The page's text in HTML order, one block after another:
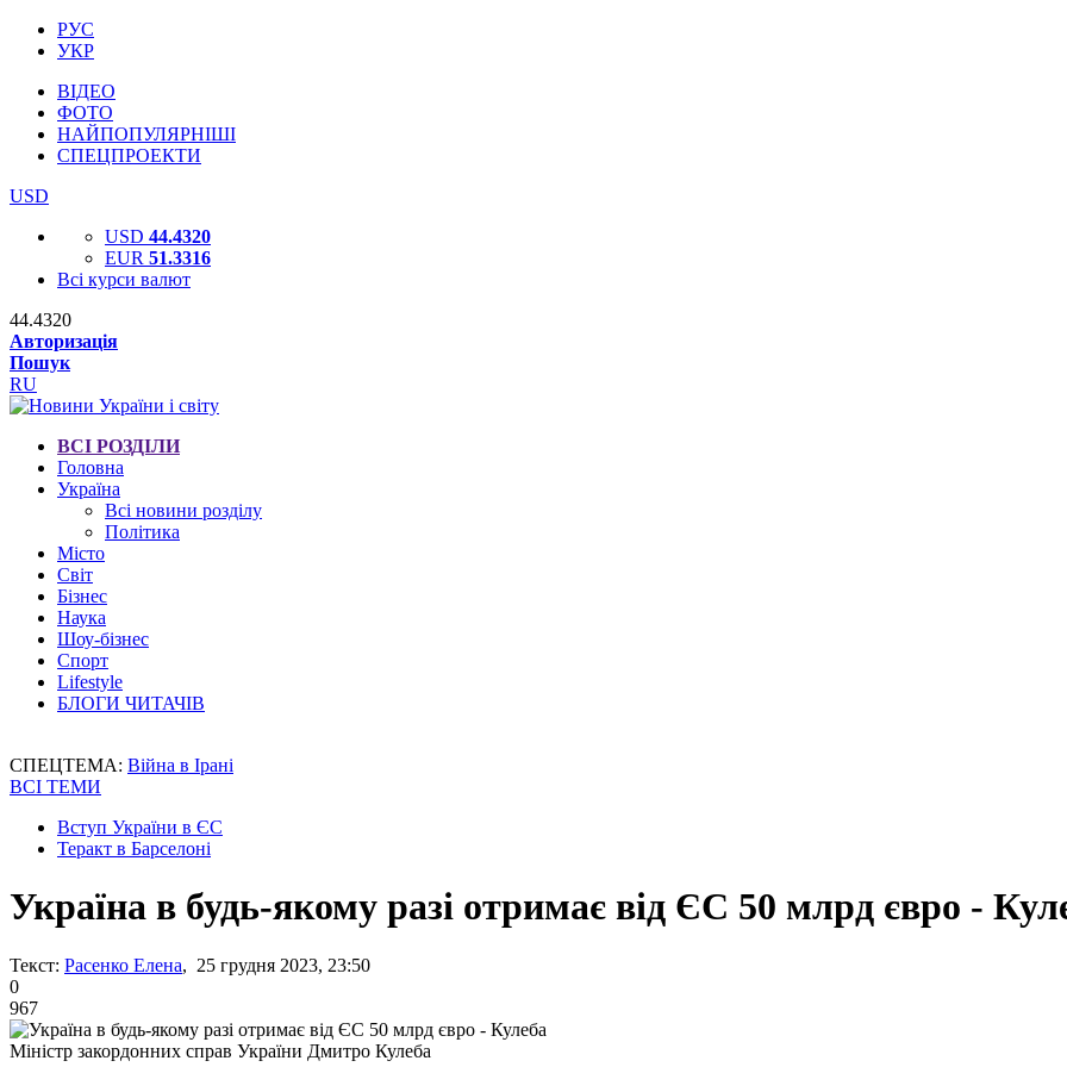
РУС
УКР
ВІДЕО
ФОТО
НАЙПОПУЛЯРНІШІ
СПЕЦПРОЕКТИ
USD
USD 44.4320
EUR 51.3316
Всі курси валют
44.4320
Авторизація
Пошук
RU
ВСІ РОЗДІЛИ
Головна
Україна
Всі новини розділу
Політика
Місто
Світ
Бізнес
Наука
Шоу-бізнес
Спорт
Lifestyle
БЛОГИ ЧИТАЧІВ
СПЕЦТЕМА: Війна в Ірані
ВСІ ТЕМИ
Вступ України в ЄС
Теракт в Барселоні
Україна в будь-якому разі отримає від ЄС 50 млрд євро -
Текст: Расенко Елена, 25 грудня 2023, 23:50
0
967
Міністр закордонних справ України Дмитро Кулеба